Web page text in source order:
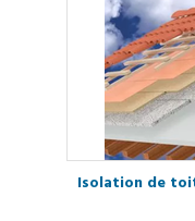
Isolation de